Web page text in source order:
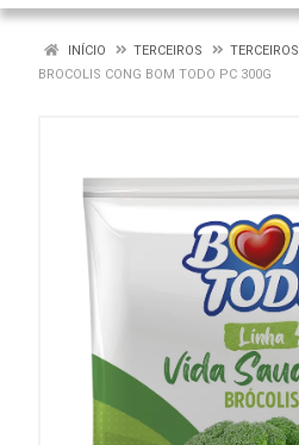
INÍCIO TERCEIROS
TERCEIROS
BROCOLIS CONG BOM TODO PC 300G